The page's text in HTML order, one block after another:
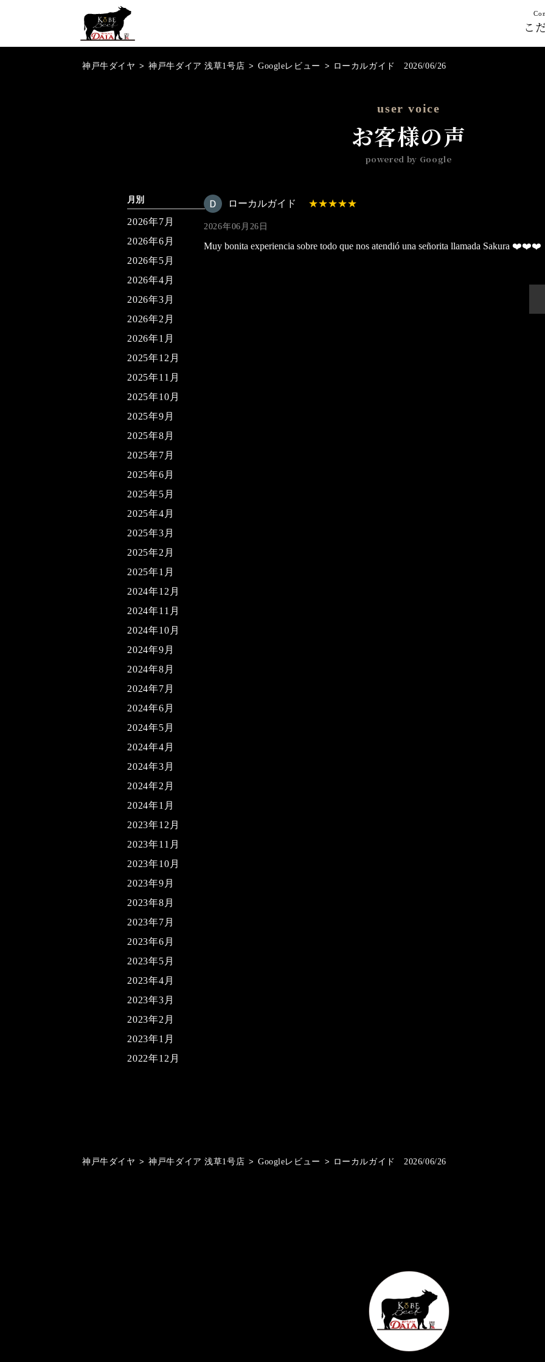
こ
神戸牛ダイヤ > 神戸牛ダイア 浅草1号店 > Googleレビュー > ローカルガイド 2026/06/26
user voice
お客様の声
powered by Google
ローカルガイド
2026年06月26日
Muy bonita experiencia sobre todo que nos atendió una señorita llamada Sakura ❤️❤️❤️
月別
2026年7月
2026年6月
2026年5月
2026年4月
2026年3月
2026年2月
2026年1月
2025年12月
2025年11月
2025年10月
2025年9月
2025年8月
2025年7月
2025年6月
2025年5月
2025年4月
2025年3月
2025年2月
2025年1月
2024年12月
2024年11月
2024年10月
2024年9月
2024年8月
2024年7月
2024年6月
2024年5月
2024年4月
2024年3月
2024年2月
2024年1月
2023年12月
2023年11月
2023年10月
2023年9月
2023年8月
2023年7月
2023年6月
2023年5月
2023年4月
2023年3月
2023年2月
2023年1月
2022年12月
神戸牛ダイヤ > 神戸牛ダイア 浅草1号店 > Googleレビュー > ローカルガイド 2026/06/26